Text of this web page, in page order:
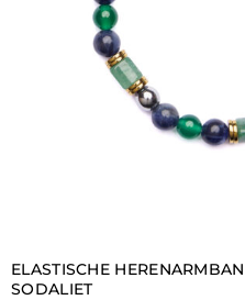
ELASTISCHE
SODALIET